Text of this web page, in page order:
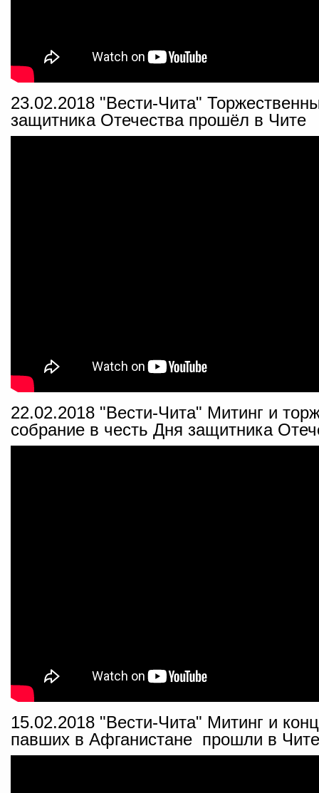
23.02.2018 "Вести-Чита"
защитника Отечества прошёл в Чите
22.02.2018 "Вести-Чита" Митинг и
собрание в честь Дня защитника
15.02.2018 "Вести-Чита" Митинг и
павших в Афганистане прошли в Чите